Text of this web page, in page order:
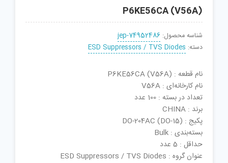
P6KE56CA (V56A)
شناسه محصول: jep-74952486
دسته: ESD Suppressors / TVS Diodes
نام قطعه : P6KE56CA (V56A)
نام کارخانه‌ای : V56A
تعداد در بسته : 100 عدد
برند : CHINA
پکیج : DO-204AC (DO-15)
بسته‌بندی : Bulk
حداقل : 5 عدد
عنوان گروه : ESD Suppressors / TVS Diodes